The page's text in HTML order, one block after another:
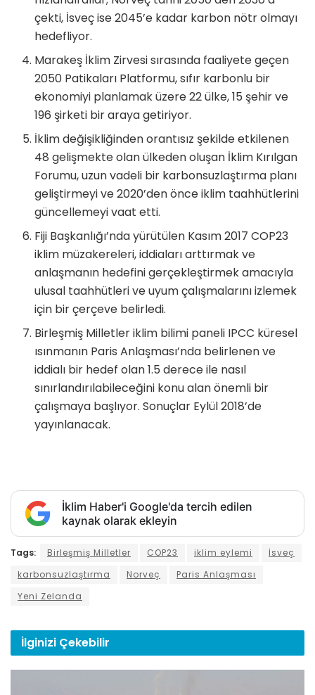
çekti, İsveç ise 2045’e kadar karbon nötr olmayı
hedefliyor.
Marakeş İklim Zirvesi sırasında faaliyete geçen
2050 Patikaları Platformu, sıfır karbonlu bir
ekonomiyi planlamak üzere 22 ülke, 15 şehir ve
196 şirketi bir araya getiriyor.
İklim değişikliğinden orantısız şekilde etkilenen
48 gelişmekte olan ülkeden oluşan İklim Kırılgan
Forumu, uzun vadeli bir karbonsuzlaştırma planı
geliştirmeyi ve 2020’den önce iklim taahhütlerini
güncellemeyi vaat etti.
Fiji Başkanlığı’nda yürütülen Kasım 2017 COP23
iklim müzakereleri, iddiaları arttırmak ve
anlaşmanın hedefini gerçekleştirmek amacıyla
ulusal taahhütleri ve uyum çalışmalarını izlemek
için bir çerçeve belirledi.
Birleşmiş Milletler iklim bilimi paneli IPCC küresel
ısınmanın Paris Anlaşması’nda belirlenen ve
iddialı bir hedef olan 1.5 derece ile nasıl
sınırlandırılabileceğini konu alan önemli bir
çalışmaya başlıyor. Sonuçlar Eylül 2018’de
yayınlanacak.
İklim Haber'i Google'da tercih edilen
kaynak olarak ekleyin
Tags: Birleşmiş Milletler COP23 iklim eylemi
İsveç
karbonsuzlaştırma
Norveç
Paris Anlaşması
Yeni Zelanda
İlginizi Çekebilir